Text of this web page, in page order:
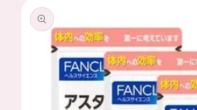
product
information